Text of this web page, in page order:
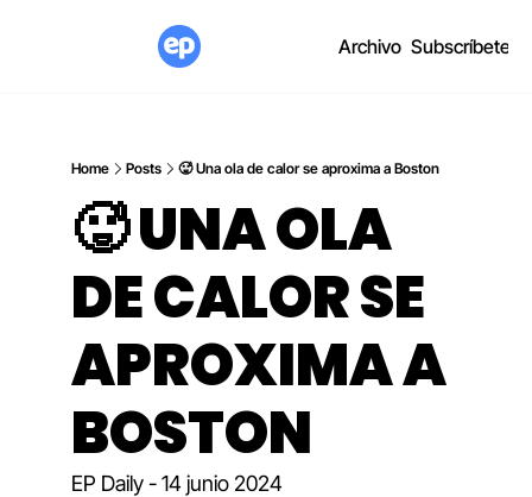
Archivo Subscríbete
Home Posts 🥵 Una ola de calor se aproxima a Boston
🥵 UNA OLA
DE CALOR SE
APROXIMA A
BOSTON
EP Daily - 14 junio 2024